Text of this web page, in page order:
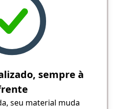
sempre à
seu material muda